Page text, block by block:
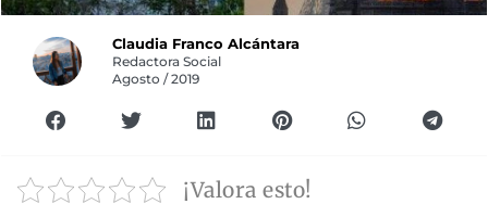
Claudia Franco Alcántara
Redactora Social
Agosto / 2019
¡Valora esto!